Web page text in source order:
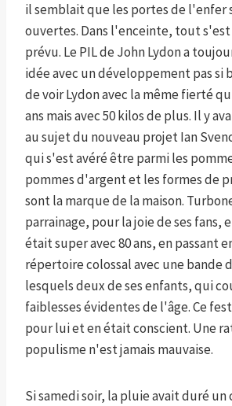
il semblait que les portes de l'enfer
ouvertes. Dans l'enceinte, tout s'est
prévu. Le PIL de John Lydon a
idée avec un développement pas si
de voir Lydon avec la même fierté
ans mais avec 50 kilos de plus. Il y
au sujet du nouveau projet Ian
qui s'est avéré être parmi les
pommes d'argent et les formes de
sont la marque de la maison.
parrainage, pour la joie de ses fans,
était super avec 80 ans, en passant
répertoire colossal avec une bande
lesquels deux de ses enfants, qui
faiblesses évidentes de l'âge. Ce
pour lui et en était conscient. Une
populisme n'est jamais mauvaise.
Si samedi soir, la pluie avait duré